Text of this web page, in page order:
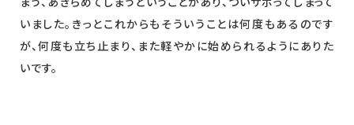
いました。きっとこれからもそういうことは何度もあるのです
が、何度も立ち止まり、また軽やかに始められるようにありた
いです。